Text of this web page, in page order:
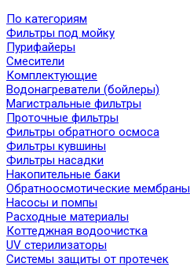
По категориям
Фильтры под мойку
Пурифайеры
Смесители
Комплектующие
Водонагреватели (бойлеры)
Магистральные фильтры
Проточные фильтры
Фильтры обратного осмоса
Фильтры кувшины
Фильтры насадки
Накопительные баки
Обратноосмотические мембраны
Насосы и помпы
Расходные материалы
Коттеджная водоочистка
UV стерилизаторы
Системы защиты от протечек